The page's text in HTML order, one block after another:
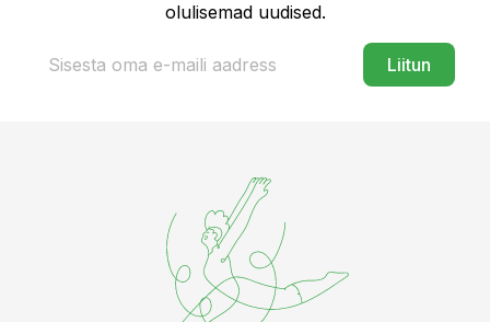
olulisemad uudised.
Liitun